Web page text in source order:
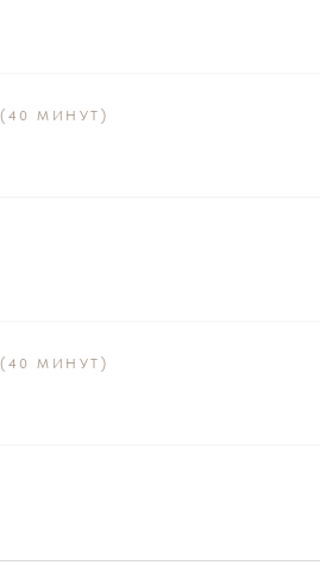
МИНУТ)
МИНУТ)